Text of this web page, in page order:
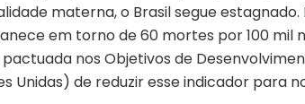
materna, o Brasil segue
em torno de 60 mortes por 100 mil
nos Objetivos de
Unidas) de reduzir esse indicador para